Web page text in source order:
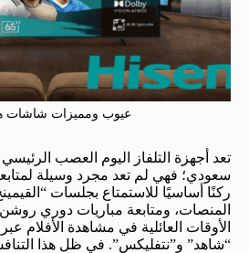
عيوب ومميزات شاشات
تعد أجهزة التلفاز اليوم العصب
سعودي؛ فهي لم تعد مجرد وسيلة
المنصات، ومتابعة مباريات دوري
الأوقات العائلية في مشاهدة الأفلام
“شاهد” و”نتفليكس”. في ظل هذا